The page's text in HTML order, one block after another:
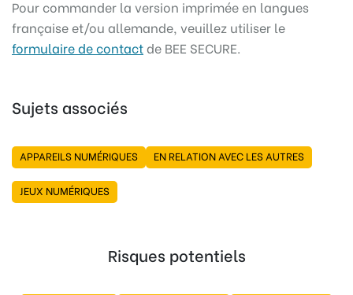
Pour commander la version imprimée en langues
française et/ou allemande, veuillez utiliser le
formulaire de contactde BEE SECURE.
Sujets associés
APPAREILS NUMÉRIQUES EN RELATION AVEC LES AUTRES
JEUX NUMÉRIQUES
Risques potentiels